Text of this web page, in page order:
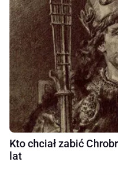
Kto chciał zabić
lat